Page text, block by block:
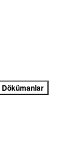
Dökümanlar